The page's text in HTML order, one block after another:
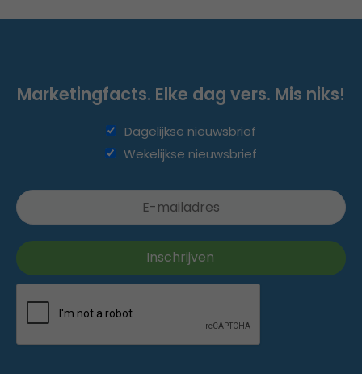
Marketingfacts. Elke dag vers. Mis niks!
Dagelijkse nieuwsbrief
Wekelijkse nieuwsbrief